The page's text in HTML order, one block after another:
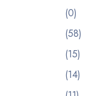
(0)
(58)
(15)
(14)